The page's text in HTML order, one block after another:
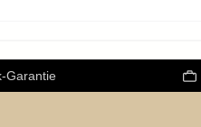
Garantie